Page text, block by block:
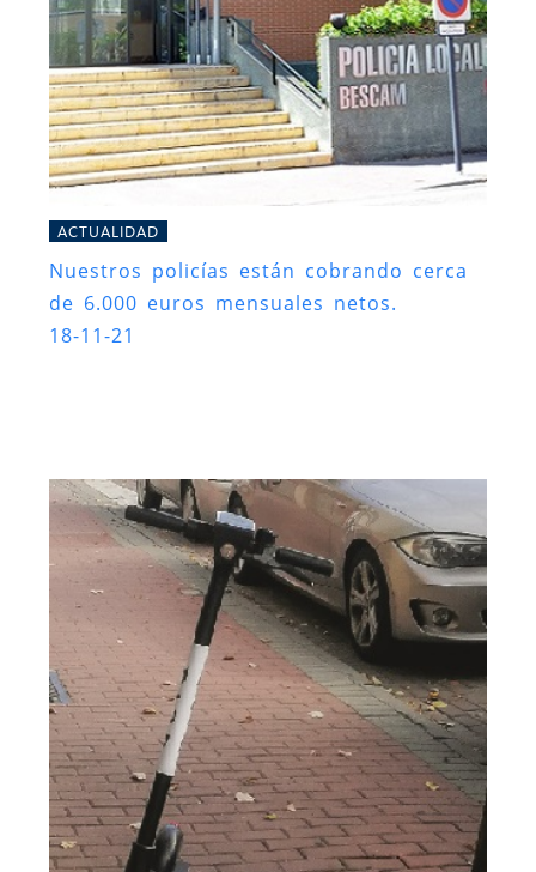
ACTUALIDAD
Nuestros policías están cobrando cerca
de 6.000 euros mensuales netos.
18-11-21